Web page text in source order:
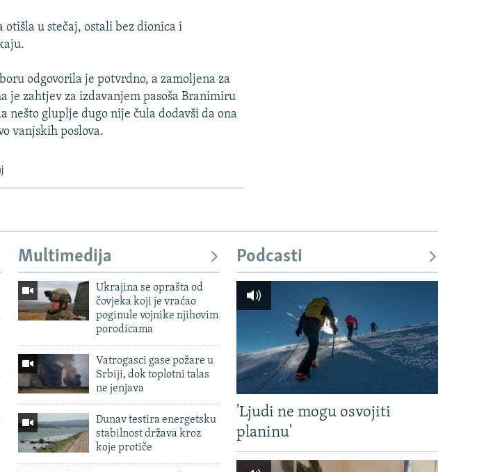
u stečaj, ostali bez dionica i
odgovorila je potvrdno, a zamoljena za
zahtjev za izdavanjem pasoša Branimiru
nešto gluplje dugo nije čula dodavši da ona
vanjskih poslova.
Multimedija
Ukrajina se oprašta od
čovjeka koji je vraćao
poginule vojnike njihovim
porodicama
Vatrogasci gase požare u
Srbiji, dok toplotni talas
ne jenjava
Dunav testira energetsku
stabilnost država kroz
koje protiče
Podcasti
'Ljudi ne mogu osvojiti
planinu'